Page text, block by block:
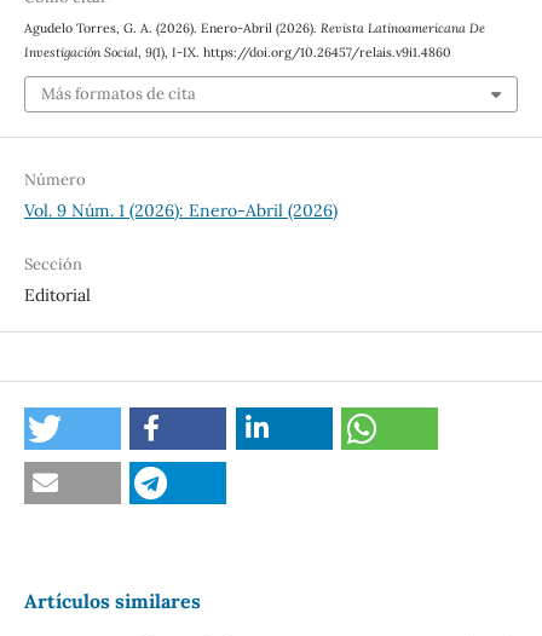
Agudelo Torres, G. A. (2026). Enero-Abril (2026). Revista Latinoamericana De
Investigación Social, 9(1), I-IX. https://doi.org/10.26457/relais.v9i1.4860
Más formatos de cita
Número
Vol. 9 Núm. 1 (2026): Enero-Abril (2026)
Sección
Editorial
Artículos similares